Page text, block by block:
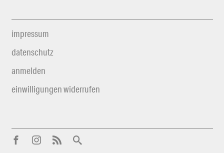
impressum
datenschutz
anmelden
einwilligungen widerrufen